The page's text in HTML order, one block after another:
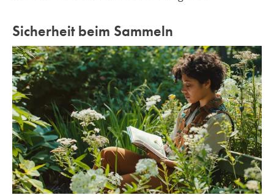
Sicherheit beim Sammeln